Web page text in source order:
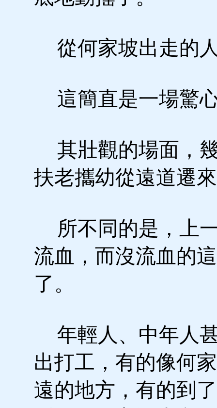
從何家坡出走的
這簡直是一場驚
其壯觀的場面，
扶老攜幼從遠道遷
所不同的是，上
流血，而沒流血的
了。
年輕人、中年人
出打工，有的像何
遠的地方，有的到